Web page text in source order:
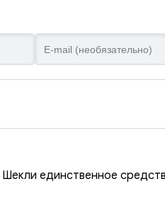
единственное